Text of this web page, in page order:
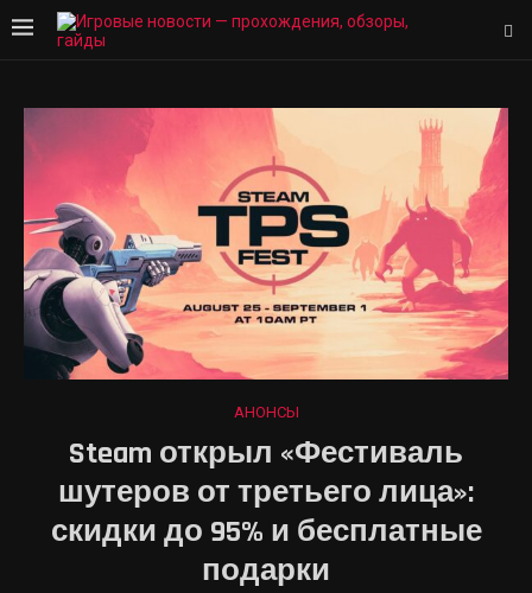
АНОНСЫ
Steam открыл «Фестиваль
шутеров от третьего лица»:
скидки до 95% и бесплатные
подарки